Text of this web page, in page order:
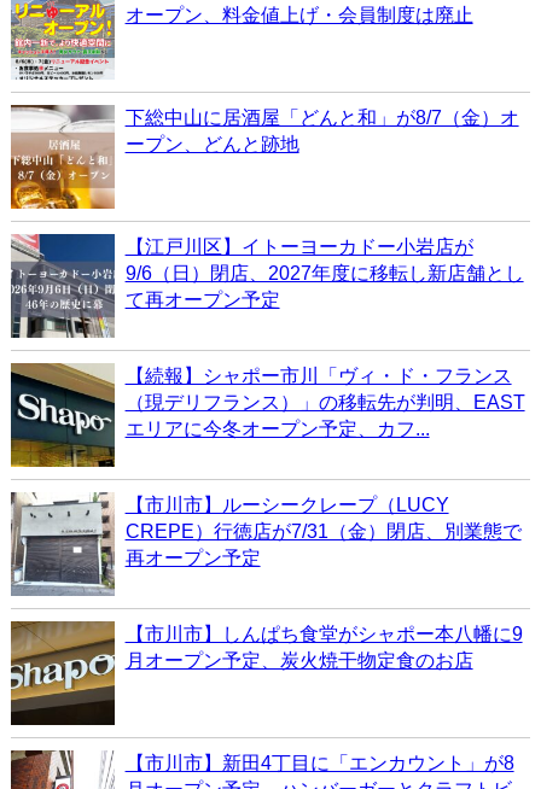
オープン、料金値上げ・会員制度は廃止
下総中山に居酒屋「どんと和」が8/7（金）オ
ープン、どんと跡地
【江戸川区】イトーヨーカドー小岩店が
9/6（日）閉店、2027年度に移転し新店舗とし
て再オープン予定
【続報】シャポー市川「ヴィ・ド・フランス
（現デリフランス）」の移転先が判明、EAST
エリアに今冬オープン予定、カフ...
【市川市】ルーシークレープ（LUCY
CREPE）行徳店が7/31（金）閉店、別業態で
再オープン予定
【市川市】しんぱち食堂がシャポー本八幡に9
月オープン予定、炭火焼干物定食のお店
【市川市】新田4丁目に「エンカウント」が8